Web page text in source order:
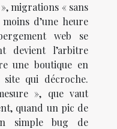
», migrations « sans
d’une heure
web se
devient l’arbitre
une boutique en
qui décroche.
», que vaut
quand un pic de
simple bug de